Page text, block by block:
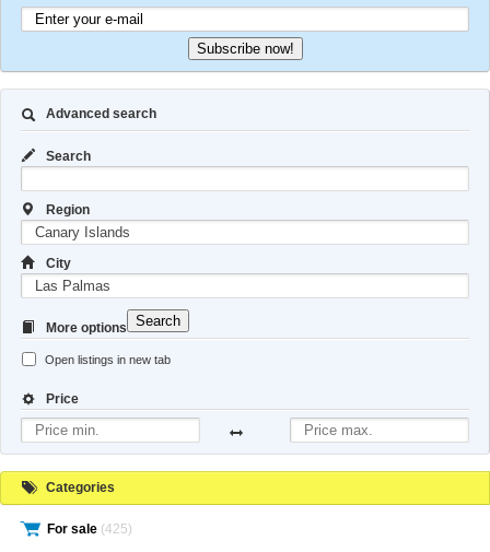
Subscribe now!
Advanced search
Search
Region
City
More options
Open listings in new tab
Price
Search
Categories
For sale (425)